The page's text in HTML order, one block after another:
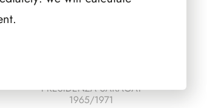
PRESIDENZA SARAGAT
1965/1971